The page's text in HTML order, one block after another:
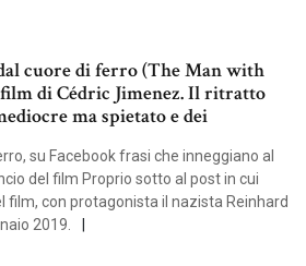
cuore di ferro (The Man with
di Cédric Jimenez. Il ritratto
ma spietato e dei
su Facebook frasi che inneggiano al
del film Proprio sotto al post in cui
film, con protagonista il nazista Reinhard
2019.